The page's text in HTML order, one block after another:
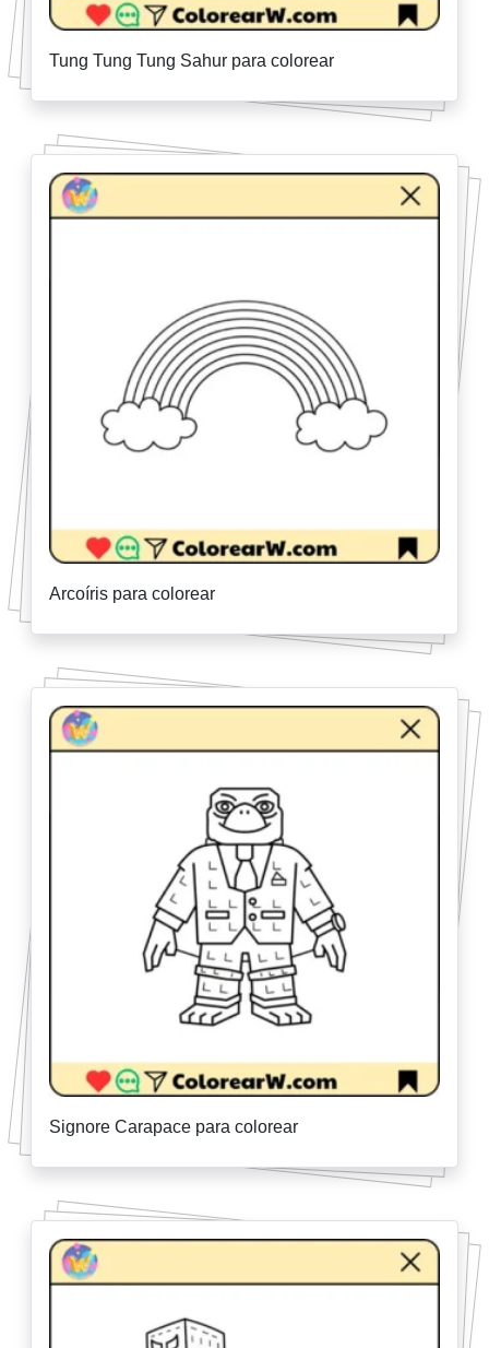
Tung Tung Tung Sahur para colorear
Arcoíris para colorear
Signore Carapace para colorear